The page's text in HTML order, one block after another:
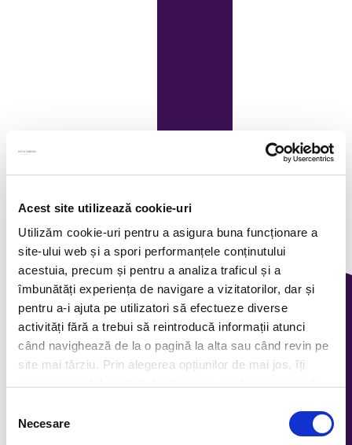
Acest site utilizează cookie-uri
Utilizăm cookie-uri pentru a asigura buna funcționare a
site-ului web și a spori performanțele conținutului
acestuia, precum și pentru a analiza traficul și a
îmbunătăți experiența de navigare a vizitatorilor, dar și
pentru a-i ajuta pe utilizatori să efectueze diverse
activități fără a trebui să reintroducă informații atunci
când navighează de la o pagină la alta sau când revin pe
site mai târziu. Prin alegerea opțiunilor de mai jos, îți
consimțământului
Necesare